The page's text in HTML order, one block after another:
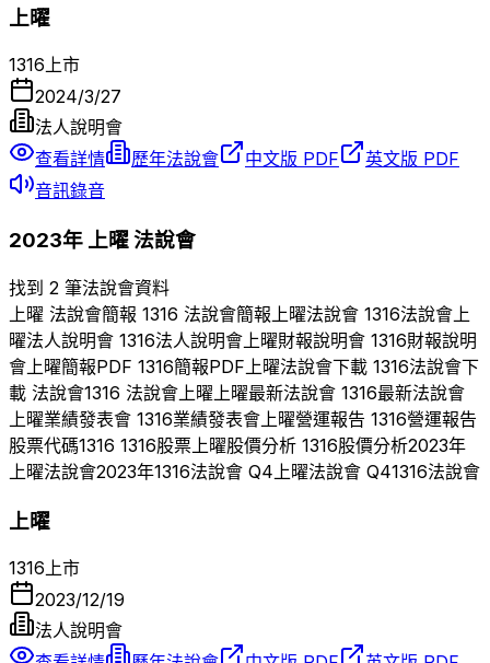
上曜
1316上市
2024/3/27
法人說明會
查看詳情
歷年法說會 中文版 PDF
英文版 PDF
音訊錄音
2023年 上曜法說會
找到 2 筆法說會資料
上曜 法說會簡報 1316 法說會簡報 上曜法說會 1316法說會 上
曜法人說明會 1316法人說明會 上曜財報說明會 1316財報說明
會 上曜簡報PDF 1316簡報PDF 上曜法說會下載 1316法說會下
載 法說會1316 法說會 上曜 上曜最新法說會 1316最新法說會
上曜業績發表會 1316業績發表會 上曜營運報告 1316營運報告
股票代碼1316 1316股票 上曜股價分析 1316股價分析2023年
上曜法說會2023年1316法說會 Q4 上曜法說會 Q41316法說會
上曜
1316上市
2023/12/19
法人說明會